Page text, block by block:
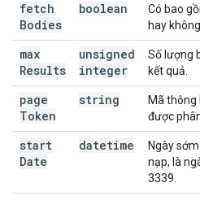
fetch
Bodies
boolean
Có bao
hay không.
max
Results
unsigned
integer
Số lượng
kết quả.
page
Token
string
Mã thông
được
start
Date
datetime
Ngày
nạp, là
3339.